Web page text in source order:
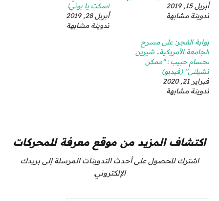
أبريل 15, 2019
تدوينة مشابهة
اسكت يا بوئي!
أبريل 28, 2019
تدوينة مشابهة
بوابة الفجر: على مسرح
الجامعة الأمريكية.. شيرين
لحسام حبيب : “ممكن
تشيلني” (فيديو)
فبراير 21, 2020
تدوينة مشابهة
اكتشاف المزيد من موقع معرفة للمحركات
اشترك للحصول على أحدث التدوينات المرسلة إلى بريدك
الإلكتروني.
كتابة بريدك الإلكتروني...